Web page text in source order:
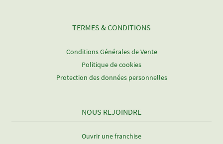
TERMES & CONDITIONS
Conditions Générales de Vente
Politique de cookies
Protection des données personnelles
NOUS REJOINDRE
Ouvrir une franchise